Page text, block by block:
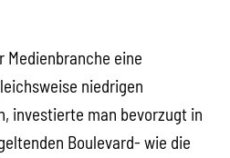
Medienbranche eine
niedrigen
investierte man bevorzugt in
Boulevard- wie die